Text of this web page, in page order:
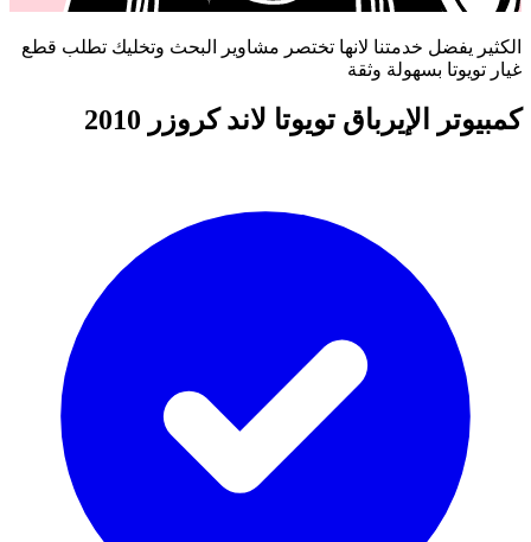
الكثير يفضل خدمتنا لانها تختصر مشاوير البحث وتخليك تطلب قطع
غيار تويوتا بسهولة وثقة
كمبيوتر الإيرباق تويوتا لاند كروزر 2010